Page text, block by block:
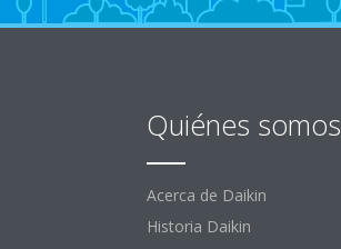
Quiénes somos
Acerca de Daikin
Historia Daikin